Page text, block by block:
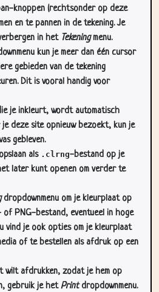
knoppen (rechtsonder op deze
en te pannen in de tekening. Je
in het Tekeningmenu.
kun je meer dan één cursor
gebieden van de tekening
Dit is vooral handig voor
je inkleurt, wordt automatisch
je deze site opnieuw bezoekt, kun je
gebleven.
als .clrng-bestand op je
later kunt openen om verder te
dropdownmenu om je kleurplaat op
of PNG-bestand, eventueel in hoge
vind je ook opties om je kleurplaat
of te bestellen als afdruk op een
wilt afdrukken, zodat je hem op
gebruik je hetPrintdropdownmenu.